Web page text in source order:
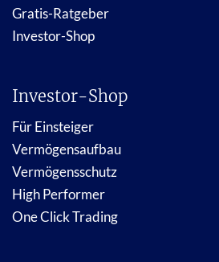
Gratis-Ratgeber
Investor-Shop
Investor-Shop
Für Einsteiger
Vermögensaufbau
Vermögensschutz
High Performer
One Click Trading